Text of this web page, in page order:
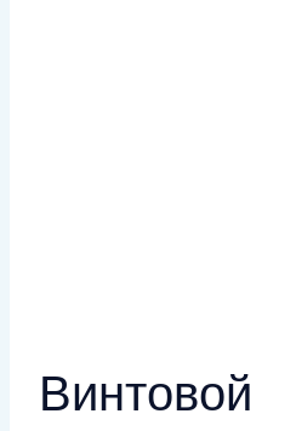
Винтовой